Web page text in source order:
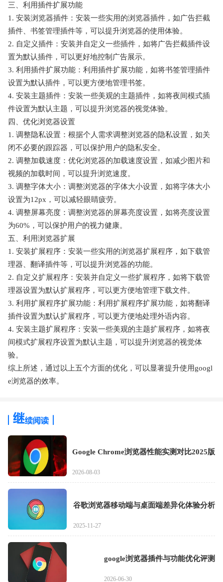
三、利用插件扩展功能
1. 安装浏览器插件：安装一些实用的浏览器插件，如广告拦截
插件、书签管理插件等，可以提升浏览器的使用体验。
2. 自定义插件：安装并自定义一些插件，如将广告拦截插件设
置为默认插件，可以更好地控制广告展示。
3. 利用插件扩展功能：利用插件扩展功能，如将书签管理插件
设置为默认插件，可以更方便地管理书签。
4. 安装主题插件：安装一些美观的主题插件，如将夜间模式插
件设置为默认主题，可以提升浏览器的视觉体验。
四、优化浏览器设置
1. 调整隐私设置：根据个人需求调整浏览器的隐私设置，如关
闭不必要的跟踪器，可以保护用户的隐私安全。
2. 调整加载速度：优化浏览器的加载速度设置，如减少图片和
视频的加载时间，可以提升浏览速度。
3. 调整字体大小：调整浏览器的字体大小设置，如将字体大小
设置为12px，可以减轻眼睛疲劳。
4. 调整屏幕亮度：调整浏览器的屏幕亮度设置，如将亮度设置
为60%，可以保护用户的视力健康。
五、利用浏览器扩展
1. 安装扩展程序：安装一些实用的浏览器扩展程序，如下载管
理器、翻译插件等，可以提升浏览器的功能。
2. 自定义扩展程序：安装并自定义一些扩展程序，如将下载管
理器设置为默认扩展程序，可以更方便地管理下载文件。
3. 利用扩展程序扩展功能：利用扩展程序扩展功能，如将翻译
插件设置为默认扩展程序，可以更方便地处理外语内容。
4. 安装主题扩展程序：安装一些美观的主题扩展程序，如将夜
间模式扩展程序设置为默认主题，可以提升浏览器的视觉体
验。
综上所述，通过以上五个方面的优化，可以显著提升使用googl
e浏览器的效率。
Google Chrome浏览器性能实测对比2025版
2026-08-03
谷歌浏览器移动端与桌面端差异化体验分析
2025-11-27
google浏览器插件与功能优化评测
2026-06-30